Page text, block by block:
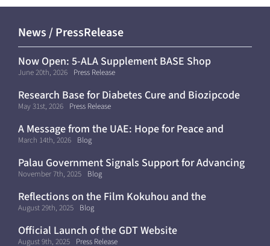
News / PressRelease
Now Open: 5-ALA Supplement BASE Shop
(Shipping Within Japan Only)
June 20th, 2026 Press Release
Research Base for Diabetes Cure and Biozipcode
Moves to Kyoto University
May 31st, 2026 Press Release
A Message from the UAE: Hope for Peace and
Continued Progress Toward a Cure for Diabetes
March 14th, 2026 Blog
Palau Government Signals Support for Advancing
Diabetes Cure Clinical Trials
November 7th, 2025 Blog
Reflections on the Film Kokuhou and the
Importance of Diabetes Awareness
August 29th, 2025 Blog
Official Launch of the GDT Website
August 9th, 2025 Press Release